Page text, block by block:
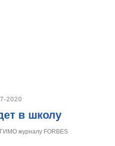
2020
в школу
журналу FORBES